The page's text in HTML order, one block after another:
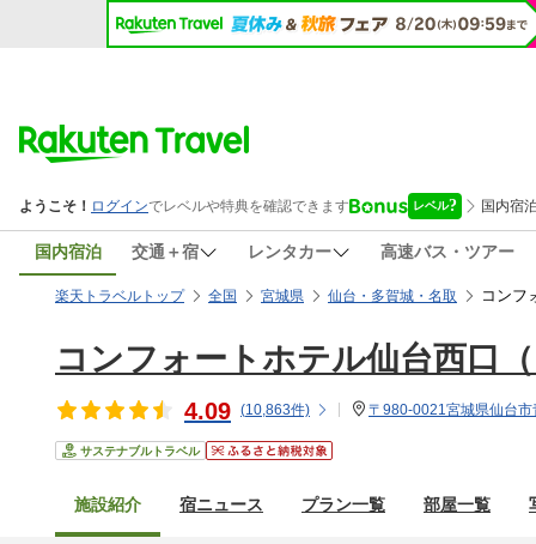
国内宿泊 交通＋宿 レンタカー 高速バス・ツアー
楽天トラベルトップ 全国 宮城県 仙台・多賀城・名取 コンフ
コンフォートホテル仙台西口
4.09 (10,863件) 〒980-0021宮城県仙台
サステナブルトラベル
施設紹介 宿ニュース プラン一覧 部屋一覧